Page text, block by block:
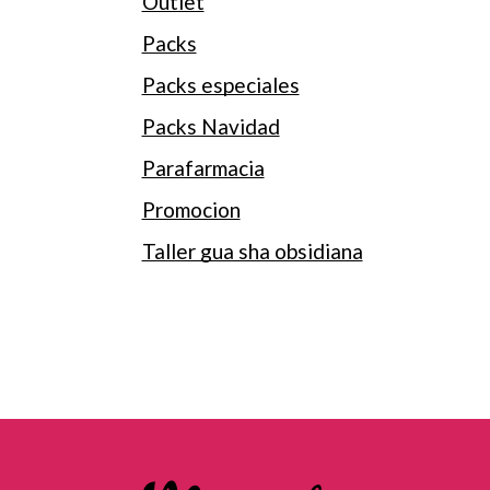
Packs
Packs especiales
Packs Navidad
Parafarmacia
Promocion
Taller gua sha obsidiana